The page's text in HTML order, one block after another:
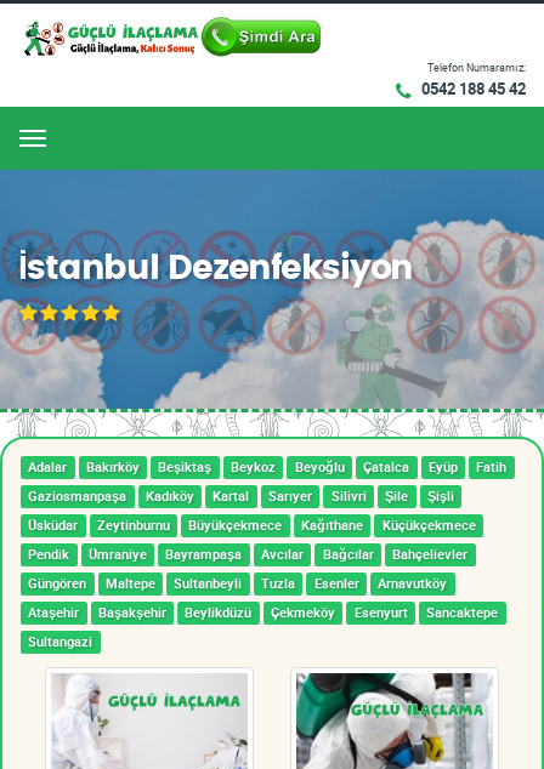
Telefon Numaramız:
0542 188 45 42
Menu
İstanbul Dezenfeksiyon
Adalar Bakırköy Beşiktaş Beykoz Beyoğlu Çatalca Eyüp
Fatih
Gaziosmanpaşa
Kadıköy Kartal Sarıyer Silivri Şile
Şişli
Üsküdar
Zeytinburnu Büyükçekmece Kağıthane
Küçükçekmece
Pendik
Ümraniye Bayrampaşa Avcılar Bağcılar
Bahçelievler
Güngören
Maltepe Sultanbeyli Tuzla Esenler
Arnavutköy
Ataşehir
Başakşehir Beylikdüzü Çekmeköy Esenyurt
Sancaktepe
Sultangazi